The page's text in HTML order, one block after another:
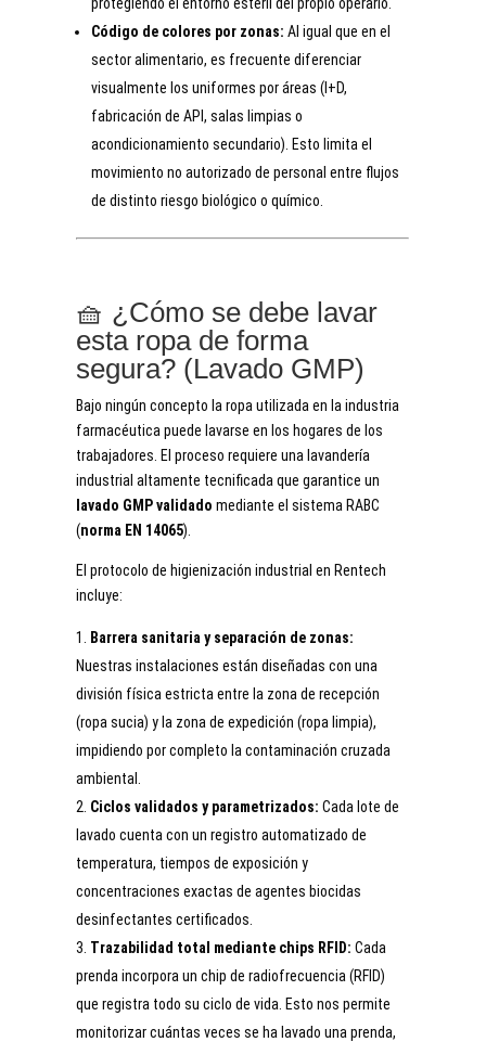
Código de colores por zonas: Al igual que en el
sector alimentario, es frecuente diferenciar
visualmente los uniformes por áreas (I+D,
fabricación de API, salas limpias o
acondicionamiento secundario). Esto limita el
movimiento no autorizado de personal entre flujos
de distinto riesgo biológico o químico.
🧺 ¿Cómo se debe lavar
esta ropa de forma
segura? (Lavado GMP)
Bajo ningún concepto la ropa utilizada en la industria
farmacéutica puede lavarse en los hogares de los
trabajadores. El proceso requiere una lavandería
industrial altamente tecnificada que garantice un
lavado GMP validado mediante el sistema RABC
(norma EN 14065).
El protocolo de higienización industrial en Rentech
incluye:
Barrera sanitaria y separación de zonas:
Nuestras instalaciones están diseñadas con una
división física estricta entre la zona de recepción
(ropa sucia) y la zona de expedición (ropa limpia),
impidiendo por completo la contaminación cruzada
ambiental.
Ciclos validados y parametrizados: Cada lote de
lavado cuenta con un registro automatizado de
temperatura, tiempos de exposición y
concentraciones exactas de agentes biocidas
desinfectantes certificados.
Trazabilidad total mediante chips RFID: Cada
prenda incorpora un chip de radiofrecuencia (RFID)
que registra todo su ciclo de vida. Esto nos permite
monitorizar cuántas veces se ha lavado una prenda,